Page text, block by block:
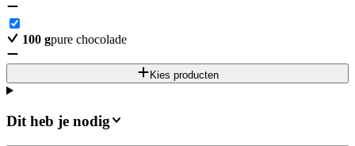
100 gpure chocolade
Kies producten
Dit heb je nodig